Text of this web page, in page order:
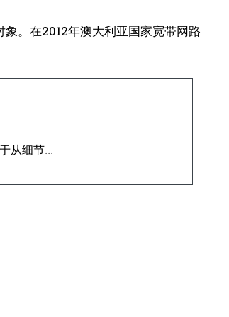
。在2012年澳大利亚国家宽带网路
从细节...